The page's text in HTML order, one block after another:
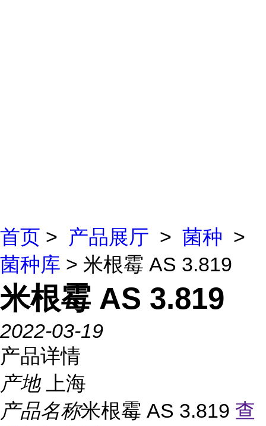
首页 > 产品展厅 > 菌种 >
菌种库 > 米根霉 AS 3.819
米根霉 AS 3.819
2022-03-19
产品详情
产地
上海
产品名称米根霉 AS 3.819 查